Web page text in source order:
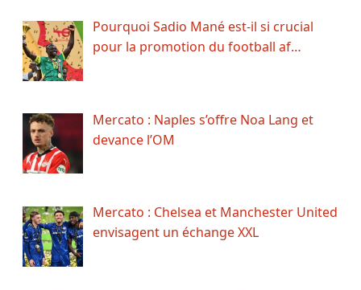
Pourquoi Sadio Mané est-il si crucial
pour la promotion du football af…
Mercato : Naples s’offre Noa Lang et
devance l’OM
Mercato : Chelsea et Manchester United
envisagent un échange XXL